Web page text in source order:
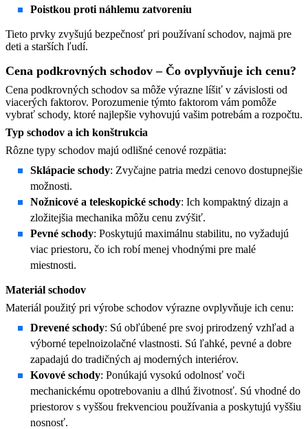
Poistkou proti náhlemu zatvoreniu
Tieto prvky zvyšujú bezpečnosť pri používaní schodov, najmä pre
deti a starších ľudí.
Cena podkrovných schodov – Čo ovplyvňuje ich cenu?
Cena podkrovných schodov sa môže výrazne líšiť v závislosti od
viacerých faktorov. Porozumenie týmto faktorom vám pomôže
vybrať schody, ktoré najlepšie vyhovujú vašim potrebám a rozpočtu.​
Typ schodov a ich konštrukcia
Rôzne typy schodov majú odlišné cenové rozpätia:​
Sklápacie schody: Zvyčajne patria medzi cenovo dostupnejšie
možnosti.
Nožnicové a teleskopické schody: Ich kompaktný dizajn a
zložitejšia mechanika môžu cenu zvýšiť.
Pevné schody: Poskytujú maximálnu stabilitu, no vyžadujú
viac priestoru, čo ich robí menej vhodnými pre malé
miestnosti.
Materiál schodov
Materiál použitý pri výrobe schodov výrazne ovplyvňuje ich cenu:​
Drevené schody: Sú obľúbené pre svoj prirodzený vzhľad a
výborné tepelnoizolačné vlastnosti. Sú ľahké, pevné a dobre
zapadajú do tradičných aj moderných interiérov.
Kovové schody: Ponúkajú vysokú odolnosť voči
mechanickému opotrebovaniu a dlhú životnosť. Sú vhodné do
priestorov s vyššou frekvenciou používania a poskytujú vyššiu
nosnosť.